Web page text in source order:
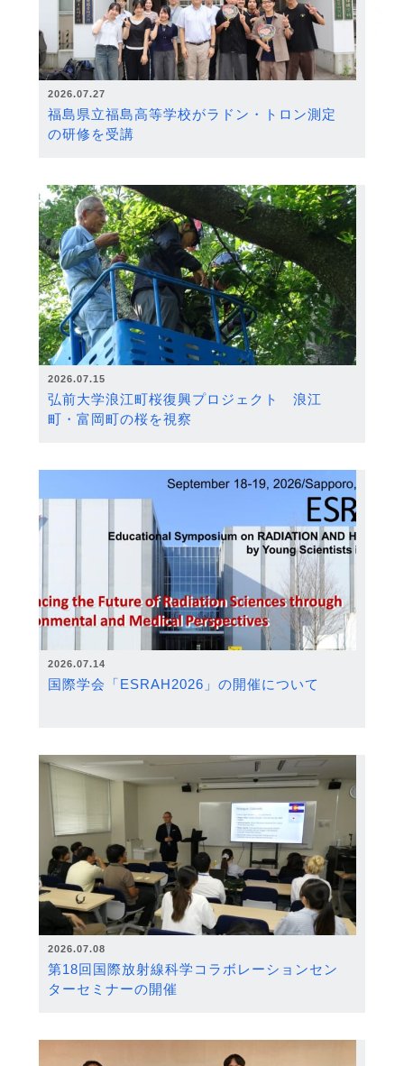
2026.07.27
福島県立福島高等学校がラドン・トロン測定
の研修を受講
2026.07.15
弘前大学浪江町桜復興プロジェクト 浪江
町・富岡町の桜を視察
2026.07.14
国際学会「ESRAH2026」の開催について
2026.07.08
第18回国際放射線科学コラボレーションセン
ターセミナーの開催